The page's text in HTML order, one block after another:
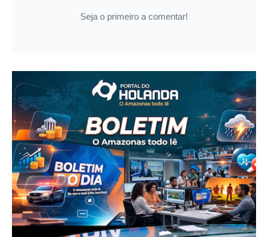
Seja o primeiro a comentar!